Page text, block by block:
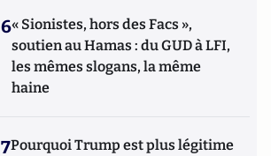
6« Sionistes, hors des Facs »,
soutien au Hamas : du GUD à LFI,
les mêmes slogans, la même
haine
7Pourquoi Trump est plus légitime